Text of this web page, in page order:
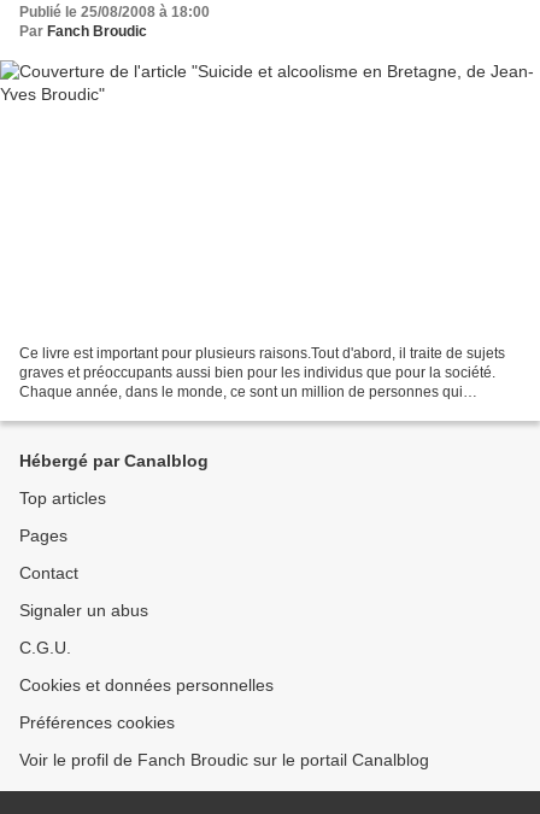
Publié le 25/08/2008 à 18:00
Par Fanch Broudic
Ce livre est important pour plusieurs raisons.Tout d'abord, il traite de sujets
graves et préoccupants aussi bien pour les individus que pour la société.
Chaque année, dans le monde, ce sont un million de personnes qui
Hébergé par Canalblog
Top articles
Pages
Contact
Signaler un abus
C.G.U.
Cookies et données personnelles
Préférences cookies
Voir le profil de Fanch Broudic sur le portail Canalblog